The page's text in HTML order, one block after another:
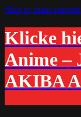
Skip to main content
Klicke
Anime –
AKIBA